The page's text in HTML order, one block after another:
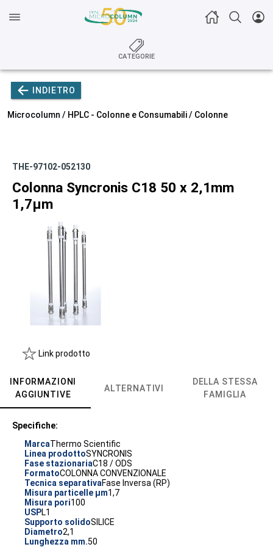
CATEGORIE
INDIETRO
Microcolumn / HPLC - Colonne e Consumabili/ Colonne
THE-97102-052130
Colonna Syncronis C18 50 x 2,1mm
1,7µm
Link prodotto
INFORMAZIONI
AGGIUNTIVE
ALTERNATIVI
DELLA STESSA
FAMIGLIA
Specifiche:
MarcaThermo Scientific
Linea prodottoSYNCRONIS
Fase stazionariaC18 / ODS
FormatoCOLONNA CONVENZIONALE
Tecnica separativaFase Inversa (RP)
Misura particelle µm1,7
Misura pori100
USPL1
Supporto solidoSILICE
Diametro2,1
Lunghezza mm.50